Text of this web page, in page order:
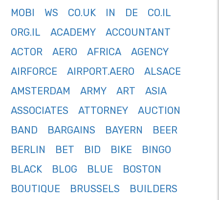
MOBI
WS CO.UK IN DE
CO.IL
ORG.IL
ACADEMY
ACCOUNTANT
ACTOR
AERO AFRICA
AGENCY
AIRFORCE
AIRPORT.AERO
ALSACE
AMSTERDAM
ARMY ART
ASIA
ASSOCIATES
ATTORNEY
AUCTION
BAND
BARGAINS BAYERN
BEER
BERLIN
BET BID BIKE
BINGO
BLACK
BLOG BLUE
BOSTON
BOUTIQUE
BRUSSELS
BUILDERS